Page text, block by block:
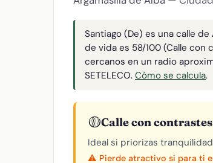
Santiago (De) es una calle
de vida es 58/100 (Calle
cercanos en un radio
SETELECO. Cómo se calcula.
🟡Calle con
Ideal si priorizas
⚠️ Pierde atractivo si para ti